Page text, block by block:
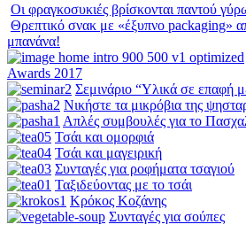
Οι φραγκοσυκιές βρίσκονται παντού
Θρεπτικό σνακ με «έξυπνο packaging»
μπανάνα!
Awards 2017
Σεμινάριο “Υλικά σε επαφή
Νικήστε τα μικρόβια της
Απλές συμβουλές για το
Τσάι και ομορφιά
Τσάι και μαγειρική
Συνταγές για ροφήματα τσαγιού
Ταξιδεύοντας με το τσάι
Κρόκος Κοζάνης
Συνταγές για σούπες